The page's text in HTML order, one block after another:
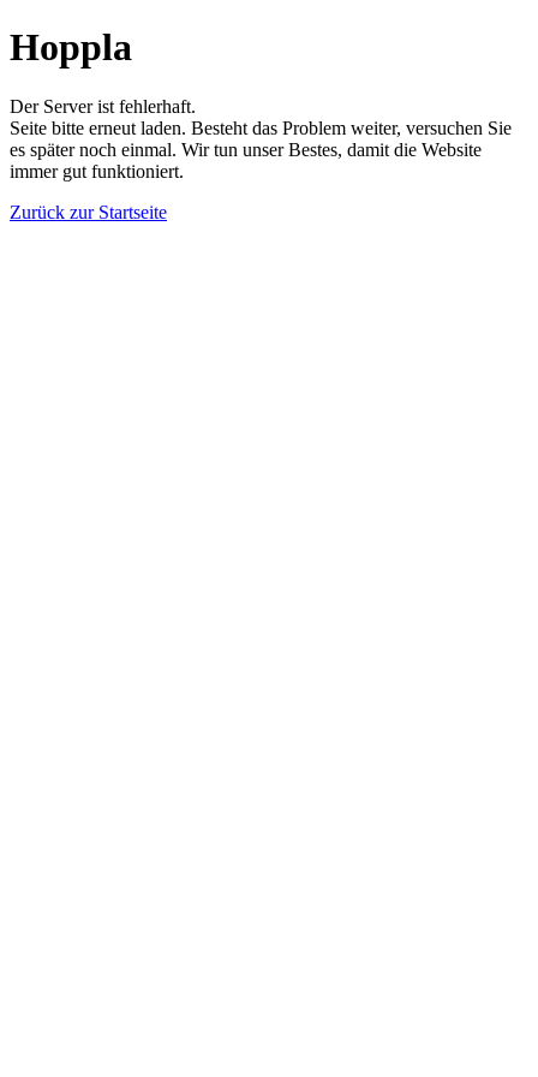
Hoppla
Der Server ist fehlerhaft.
Seite bitte erneut laden. Besteht das Problem weiter, versuchen Sie
es später noch einmal. Wir tun unser Bestes, damit die Website
immer gut funktioniert.
Zurück zur Startseite